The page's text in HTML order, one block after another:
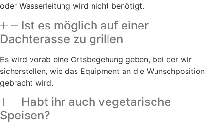
oder Wasserleitung wird nicht benötigt.
Ist es möglich auf einer
Dachterasse zu grillen
Es wird vorab eine Ortsbegehung geben, bei der wir
sicherstellen, wie das Equipment an die Wunschposition
gebracht wird.
Habt ihr auch vegetarische
Speisen?